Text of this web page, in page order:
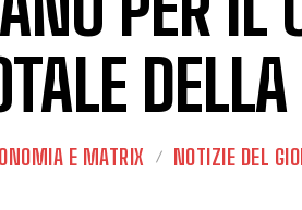
E MATRIX NOTIZIE DEL